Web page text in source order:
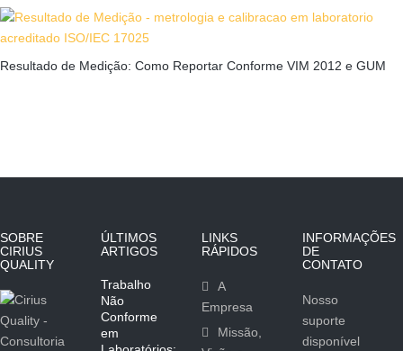
Resultado de Medição: Como Reportar Conforme VIM 2012 e GUM
SOBRE
CIRIUS
QUALITY
ÚLTIMOS
ARTIGOS
Trabalho
Não
Conforme
em
LINKS
RÁPIDOS
A
Empresa
Missão,
INFORMAÇÕES
DE
CONTATO
Nosso
suporte
disponível